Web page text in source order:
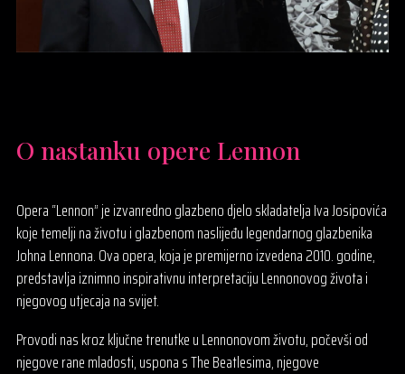
O nastanku opere Lennon
Opera “Lennon” je izvanredno glazbeno djelo skladatelja Iva Josipovića
koje temelji na životu i glazbenom naslijeđu legendarnog glazbenika
Johna Lennona. Ova opera, koja je premijerno izvedena 2010. godine,
predstavlja iznimno inspirativnu interpretaciju Lennonovog života i
njegovog utjecaja na svijet.
Provodi nas kroz ključne trenutke u Lennonovom životu, počevši od
njegove rane mladosti, uspona s The Beatlesima, njegove